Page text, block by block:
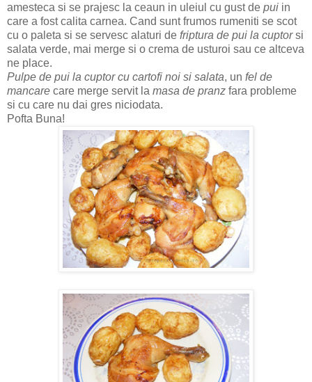
amesteca si se prajesc la ceaun in uleiul cu gust de pui in
care a fost calita carnea. Cand sunt frumos rumeniti se scot
cu o paleta si se servesc alaturi de friptura de pui la cuptorsi
salata verde, mai merge si o crema de usturoi sau ce altceva
ne place.
Pulpe de pui la cuptor cu cartofi noi si salata, un fel de
mancare care merge servit la masa de pranz fara probleme
si cu care nu dai gres niciodata.
Pofta Buna!